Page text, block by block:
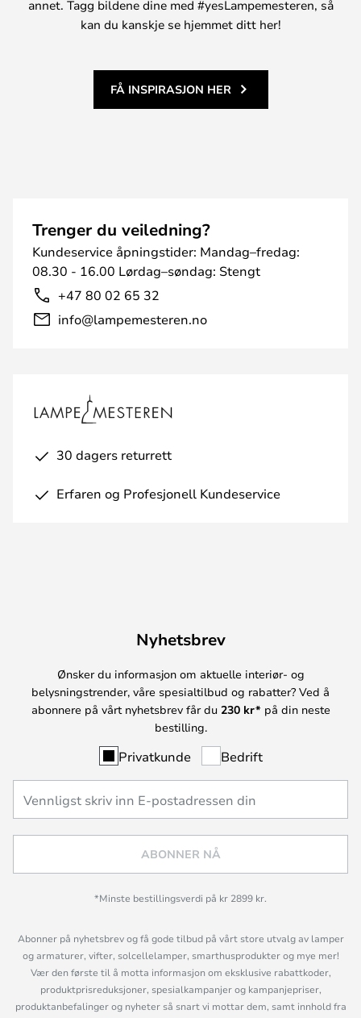
annet. Tagg bildene dine med #yesLampemesteren, så
kan du kanskje se hjemmet ditt her!
FÅ INSPIRASJON HER
Trenger du veiledning?
Kundeservice åpningstider: Mandag–fredag:
08.30 - 16.00 Lørdag–søndag: Stengt
+47 80 02 65 32
info@lampemesteren.no
30 dagers returrett
Erfaren og Profesjonell Kundeservice
Nyhetsbrev
Ønsker du informasjon om aktuelle interiør- og
belysningstrender, våre spesialtilbud og rabatter? Ved å
abonnere på vårt nyhetsbrev får du 230 kr* på din neste
bestilling.
Privatkunde Bedrift
ABONNER NÅ
*Minste bestillingsverdi på kr 2899 kr.
Abonner på nyhetsbrev og få gode tilbud på vårt store utvalg av lamper
og armaturer, vifter, solcellelamper, smarthusprodukter og mye mer!
Vær den første til å motta informasjon om eksklusive rabattkoder,
produktprisreduksjoner, spesialkampanjer og kampanjepriser,
produktanbefalinger og nyheter så snart vi mottar dem, samt innhold fra